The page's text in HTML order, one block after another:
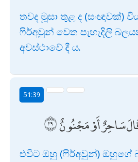
තවද මූසා තුළ ද (සංඥාවක්)
ෆිර්අවුන් වෙත පැහැදිලි
අවස්ථාවේ දී ය.
51:39
سَاحِرٌ أَوْ مَجْنُونٌ
එවිට ඔහු (ෆිර්අවුන්)